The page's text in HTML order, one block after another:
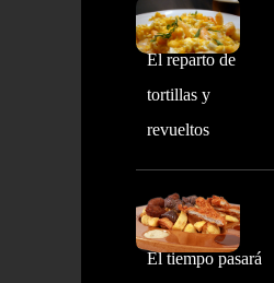
El reparto de
tortillas y
revueltos
El tiempo pasará